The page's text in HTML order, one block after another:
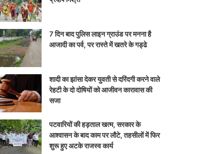
7 दिन बाद पुलिस लाइन ग्राउंड पर मनना है
आजादी का पर्व, पर रास्ते में खतरे के गड्ढे
शादी का झांसा देकर युवती से दरिंदगी करने वाले
रेहटी के दो दोषियों को आजीवन कारावास की
सजा
पटवारियों की हड़ताल खत्म, सरकार के
आश्वासन के बाद काम पर लौटे, तहसीलों में फिर
शुरू हुए अटके राजस्व कार्य